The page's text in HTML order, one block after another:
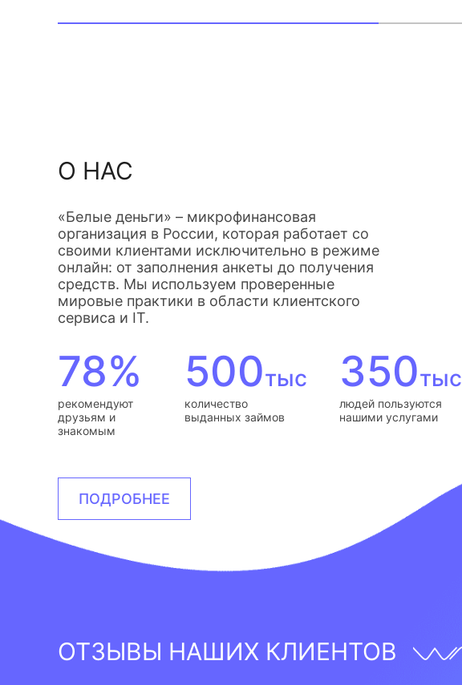
О НАС
«Белые деньги» – микрофинансовая
организация в России, которая работает со
своими клиентами исключительно в режиме
онлайн: от заполнения анкеты до получения
средств. Мы используем проверенные
мировые практики в области клиентского
сервиса и IT.
78%
рекомендуют
друзьям и
знакомым
500тыс
количество
выданных займов
350тыс
людей пользуются
нашими услугами
ПОДРОБНЕЕ
ОТЗЫВЫ НАШИХ КЛИЕНТОВ